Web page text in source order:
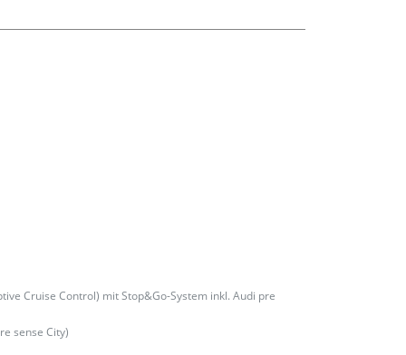
Cruise Control) mit Stop&Go-System inkl. Audi pre
sense City)